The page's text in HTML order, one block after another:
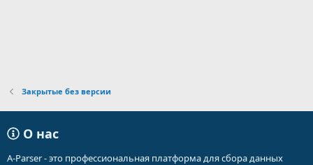
Закрытые без версии
О нас
A-Parser - это профессиональная платформа для сбора данных